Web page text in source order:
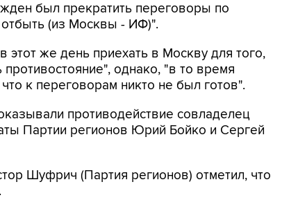
был прекратить переговоры по
(из Москвы - ИФ)".
этот же день приехать в Москву для того,
однако, "в то время
к переговорам никто не был готов".
противодействие совладелец
Партии регионов Юрий Бойко и Сергей
Шуфрич (Партия регионов) отметил, что